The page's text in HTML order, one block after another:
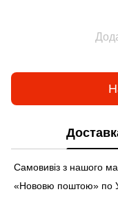
Самовивіз з нашого
«Нововю поштою» по